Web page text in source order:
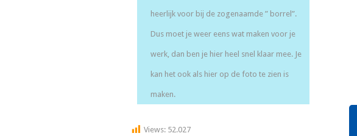
heerlijk voor bij de zogenaamde ” borrel”.
Dus moet je weer eens wat maken voor je
werk, dan ben je hier heel snel klaar mee. Je
kan het ook als hier op de foto te zien is
maken.
Views: 52.027